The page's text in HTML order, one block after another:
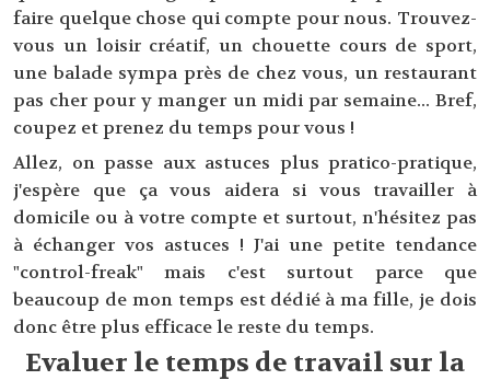
faire quelque chose qui compte pour nous. Trouvez-
vous un loisir créatif, un chouette cours de sport,
une balade sympa près de chez vous, un restaurant
pas cher pour y manger un midi par semaine... Bref,
coupez et prenez du temps pour vous !
Allez, on passe aux astuces plus pratico-pratique,
j'espère que ça vous aidera si vous travailler à
domicile ou à votre compte et surtout, n'hésitez pas
à échanger vos astuces ! J'ai une petite tendance
"control-freak" mais c'est surtout parce que
beaucoup de mon temps est dédié à ma fille, je dois
donc être plus efficace le reste du temps.
Evaluer le temps de travail sur la